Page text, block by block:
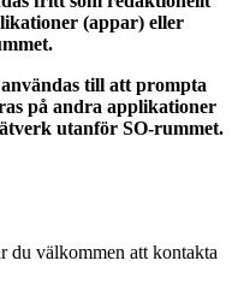
(appar) eller
till att prompta
på andra applikationer
utanför SO-rummet.
du välkommen att kontakta